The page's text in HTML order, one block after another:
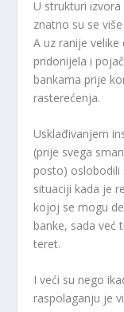
U strukturi
znatno su se
A uz ranije
pridonijela i
bankama prije
rasterećenja.
Usklađivanjem
(prije svega
posto) oslobodili
situaciji kada je
kojoj se mogu
banke, sada već
teret.
I veći su nego
raspolaganju je